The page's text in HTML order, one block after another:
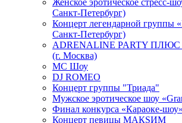
Женское эротическое стресс-
Санкт-Петербург)
Концерт легендарной группы
Санкт-Петербург)
ADRENALINE PARTY
(г. Москва)
MC Шоу
DJ ROMEO
Концерт группы "Триада"
Мужское эротическое шоу
Финал конкурса «Караоке-шоу»
Концерт певицы МАКSИМ